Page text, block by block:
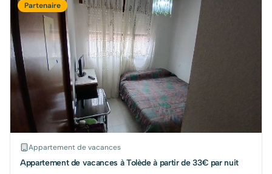
Partenaire
Appartement de vacances
Appartement de vacances à Tolède à partir de 33€ par nuit